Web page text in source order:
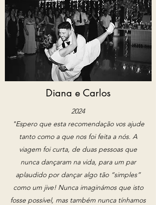
Diana e Carlos
2024
"Espero que esta recomendação vos ajude
tanto como a que nos foi feita a nós. A
viagem foi curta, de duas pessoas que
nunca dançaram na vida, para um par
aplaudido por dançar algo tão “simples”
como um jive! Nunca imaginámos que isto
fosse possível, mas também nunca tínhamos